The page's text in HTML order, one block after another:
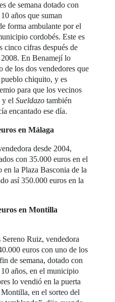
de semana dotado con
años que suman
forma ambulante por el
cordobés. Este es
cinco cifras después de
En Benamejí lo
de los dos vendedores que
chiquito, y es
para que los vecinos
y elSueldazo también
encantado ese día.
en Málaga
desde 2004,
con 35.000 euros en el
en la Plaza Basconia de la
así 350.000 euros en la
en Montilla
Ruiz, vendedora
euros con uno de los
de semana, dotado con
años, en el municipio
lo vendió en la puerta
en el sorteo del